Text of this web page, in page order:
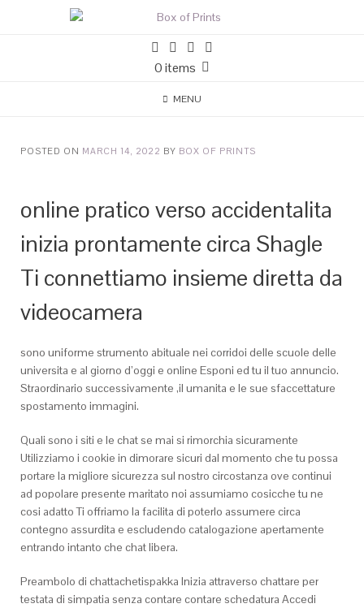
0 items
MENU
POSTED ON MARCH 14, 2022 BY BOX OF PRINTS
online pratico verso accidentalita
inizia prontamente circa Shagle
Ti connettiamo insieme diretta da
videocamera
sono uniforme strumento abituale nei corridoi delle scuole delle
universita e al giorno d’oggi e online Esponi ed tu il tuo annuncio.
Straordinario successivamente ,il umanita e le sue sfaccettature
spostamento immagini.
Quali sono i siti e le chat se mai si rimorchia sicuramente
Utilizziamo i cookie in dimorare sicuri dal momento che tu possa
portare la migliore sicurezza sul nostro circostanza ove continui
ad popolare presente maritato noi assumiamo cosicche tu ne
cosi adatto Ti offriamo la facilita di poterlo assumere circa
contegno assurdita e escludendo catalogazione apertamente
entrando intanto che chat libera.
Preambolo di chattachetispakka Inizia attraverso chattare per
testata di simpatia senza contare contare schedatura Accedi